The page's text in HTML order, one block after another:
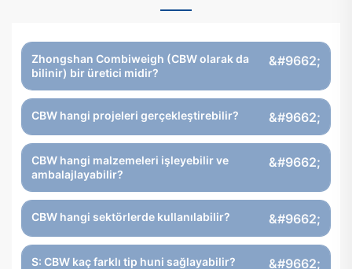
Zhongshan Combiweigh (CBW olarak da
bilinir) bir üretici midir?
CBW hangi projeleri gerçekleştirebilir?
CBW hangi malzemeleri işleyebilir ve
ambalajlayabilir?
CBW hangi sektörlerde kullanılabilir?
S: CBW kaç farklı tip huni sağlayabilir?